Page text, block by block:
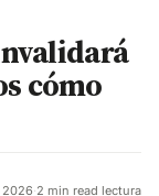
cómo
2026·2 min read lectura